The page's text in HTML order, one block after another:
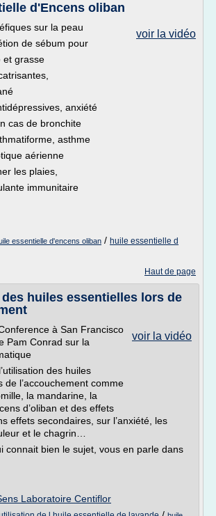
d'Encens oliban
voir la vidéo
sur la peau
de sébum pour
et grasse
anxiété
cas de bronchite
asthme
aérienne
les plaies,
immunitaire
essentielle d'encens oliban / huile essentielle d
Haut de page
des huiles essentielles lors de
voir la vidéo
à San Francisco
Pam Conrad sur la
des huiles
de l’accouchement comme
la mandarine, la
d’oliban et des effets
effets secondaires, sur l’anxiété, les
et le chagrin…
connait bien le sujet, vous en parle dans
Laboratoire Centiflor